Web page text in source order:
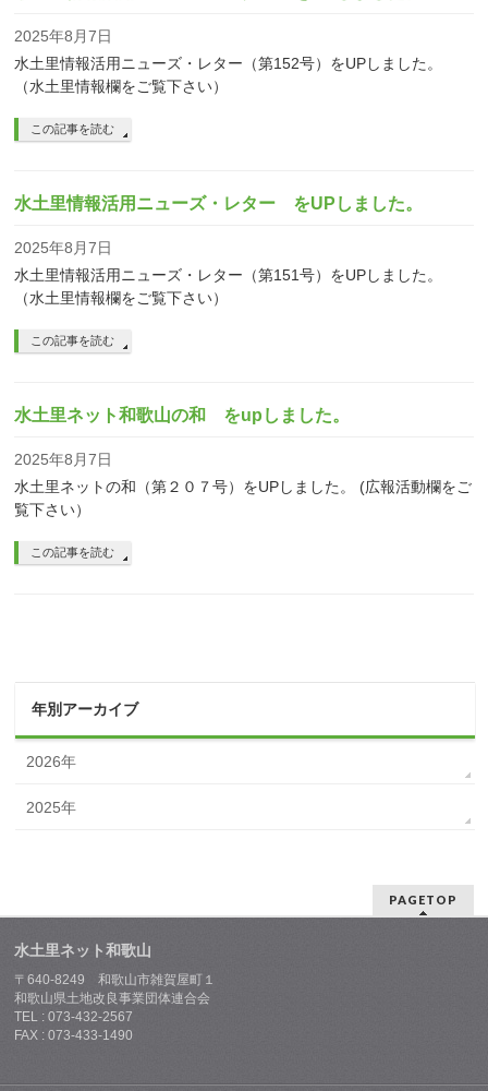
2025年8月7日
水土里情報活用ニューズ・レター（第152号）をUPしました。
（水土里情報欄をご覧下さい）
この記事を読む
水土里情報活用ニューズ・レター をUPしました。
2025年8月7日
水土里情報活用ニューズ・レター（第151号）をUPしました。
（水土里情報欄をご覧下さい）
この記事を読む
水土里ネット和歌山の和 をupしました。
2025年8月7日
水土里ネットの和（第２０７号）をUPしました。 (広報活動欄をご
覧下さい）
この記事を読む
年別アーカイブ
2026年
2025年
PAGETOP
水土里ネット和歌山
〒640-8249 和歌山市雑賀屋町１
和歌山県土地改良事業団体連合会
TEL : 073-432-2567
FAX : 073-433-1490